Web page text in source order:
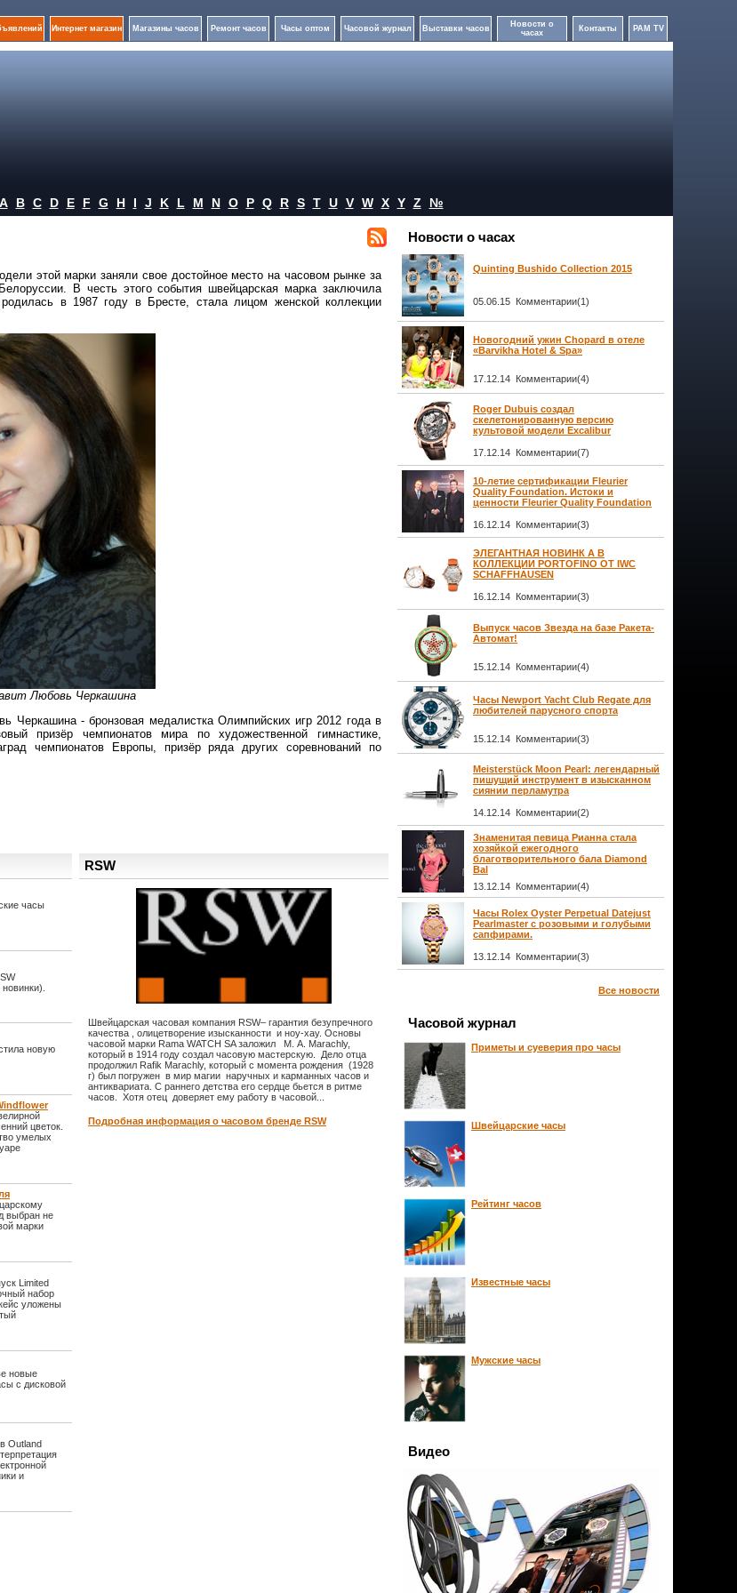
Интернет магазин Магазины часов Ремонт часов Часы оптом Часовой журнал Выставки часов
Новости о
часах
Контакты PAM TV
A B C D E F G H I J K L M N O P Q R S T U V W X Y Z №
этой марки заняли свое достойное место на часовом рынке за
В честь этого события швейцарская марка заключила
в 1987 году в Бресте, стала лицом женской коллекции
Любовь Черкашина
Черкашина - бронзовая медалистка Олимпийских игр 2012 года в
призёр чемпионатов мира по художественной гимнастике,
чемпионатов Европы, призёр ряда других соревнований по
часы
новую
цветок.
умелых
выбран не
марки
Limited
набор
уложены
новые
с дисковой
Outland
и
RSW
Швейцарская часовая компания RSW– гарантия безупречного
качества , олицетворение изысканности и ноу-хау. Основы
часовой марки Rama WATCH SA заложил М. А. Marachly,
который в 1914 году создал часовую мастерскую. Дело отца
продолжил Rafik Marachly, который с момента рождения (1928
г) был погружен в мир магии наручных и карманных часов и
антиквариата. С раннего детства его сердце бьется в ритме
часов. Хотя отец доверяет ему работу в часовой...
Подробная информация о часовом бренде RSW
Новости о часах
Quinting Bushido Collection 2015
05.06.15 Комментарии(1)
Новогодний ужин Chopard в отеле
«Barvikha Hotel & Spa»
17.12.14 Комментарии(4)
Roger Dubuis создал
скелетонированную версию
культовой модели Excalibur
17.12.14 Комментарии(7)
10-летие сертификации Fleurier
Quality Foundation. Истоки и
ценности Fleurier Quality Foundation
16.12.14 Комментарии(3)
ЭЛЕГАНТНАЯ НОВИНК А В
КОЛЛЕКЦИИ PORTOFINO ОТ IWC
SCHAFFHAUSEN
16.12.14 Комментарии(3)
Выпуск часов Звезда на базе Ракета-
Автомат!
15.12.14 Комментарии(4)
Часы Newport Yacht Club Regate для
любителей парусного спорта
15.12.14 Комментарии(3)
Meisterstück Moon Pearl: легендарный
пишущий инструмент в изысканном
сиянии перламутра
14.12.14 Комментарии(2)
Знаменитая певица Рианна стала
хозяйкой ежегодного
благотворительного бала Diamond
Bal
13.12.14 Комментарии(4)
Часы Rolex Oyster Perpetual Datejust
Pearlmaster с розовыми и голубыми
сапфирами.
13.12.14 Комментарии(3)
Все новости
Часовой журнал
Приметы и суеверия про часы
Швейцарские часы
Рейтинг часов
Известные часы
Мужские часы
Видео